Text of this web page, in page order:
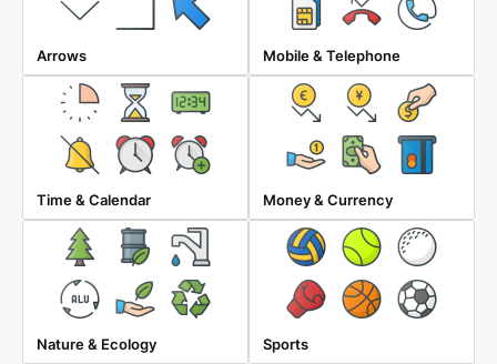
Arrows Mobile & Telephone
Time & Calendar Money & Currency
Nature & Ecology Sports